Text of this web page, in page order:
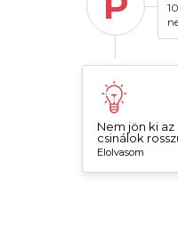
Nem jön ki az
csinálok
Elolvasom